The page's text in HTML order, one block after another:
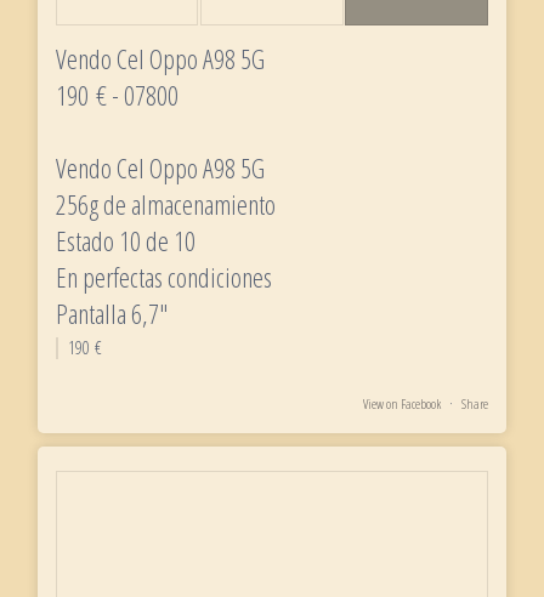
Vendo Cel Oppo A98 5G
190 € - 07800
Vendo Cel Oppo A98 5G
256g de almacenamiento
Estado 10 de 10
En perfectas condiciones
Pantalla 6,7"
190 €
View on Facebook · Share